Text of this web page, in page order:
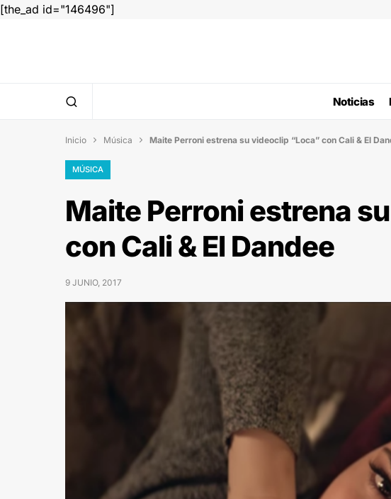
[the_ad id="146496"]
Noticias
Inicio  Música  Maite Perroni estrena su videoclip “Loca” con Cali & El
MÚSICA
Maite Perroni estrena
con Cali & El Dandee
9 JUNIO, 2017